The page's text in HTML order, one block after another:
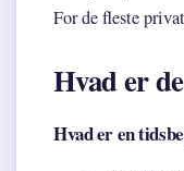
For de fleste
Hvad er
Hvad er en